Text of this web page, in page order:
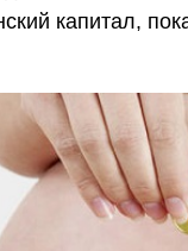
капитал,